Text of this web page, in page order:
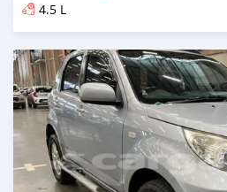
4.5 L
تم النشر منذ 6 أشهر مضت